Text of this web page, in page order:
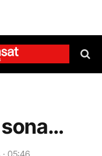
sona…